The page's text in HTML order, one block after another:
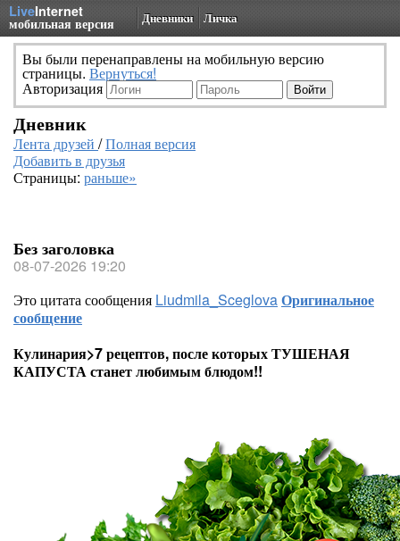
LiveInternet
мобильная версия Дневники Личка
Вы были перенаправлены на мобильную версию
страницы. Вернуться!
Авторизация
Дневник
Лента друзей /Полная версия
Добавить в друзья
Страницы: раньше»
Без заголовка
08-07-2026 19:20
Это цитата сообщения Liudmila_SceglovaОригинальное
сообщение
Кулинария>7 рецептов, после которых ТУШЕНАЯ
КАПУСТА станет любимым блюдом!!